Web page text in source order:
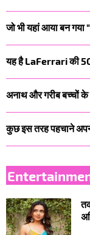
जो भी यहां आया बन गया
यह है LaFerrari की
अनाथ और गरीब बच्चों के
कुछ इस तरह पहचाने